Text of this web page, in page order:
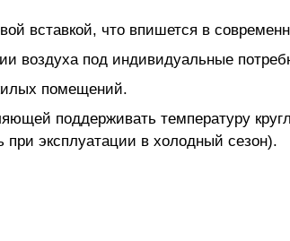
вставкой, что впишется в
воздуха под индивидуальные
помещений.
поддерживать температуру
эксплуатации в холодный сезон).